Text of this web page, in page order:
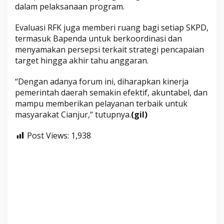
dalam pelaksanaan program.
Evaluasi RFK juga memberi ruang bagi setiap SKPD,
termasuk Bapenda untuk berkoordinasi dan
menyamakan persepsi terkait strategi pencapaian
target hingga akhir tahu anggaran.
“Dengan adanya forum ini, diharapkan kinerja
pemerintah daerah semakin efektif, akuntabel, dan
mampu memberikan pelayanan terbaik untuk
masyarakat Cianjur,“ tutupnya.(gil)
Post Views: 1,938